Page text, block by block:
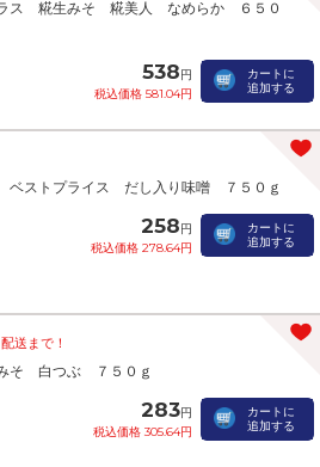
ス 糀生みそ 糀美人 なめらか ６５０
538円
税込価格 581.04円
カートに
追加する
ベストプライス だし入り味噌 ７５０ｇ
258円
税込価格 278.64円
カートに
追加する
送まで！
そ 白つぶ ７５０ｇ
283円
税込価格 305.64円
カートに
追加する